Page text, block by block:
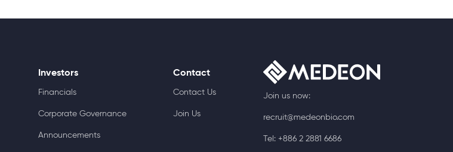
Investors
Financials
Corporate Governance
Announcements
Contact
Contact Us
Join Us
Join us now:
recruit@medeonbio.com
Tel: +886 2 2881 6686